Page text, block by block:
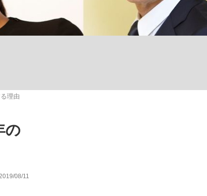
理由
の
08/11